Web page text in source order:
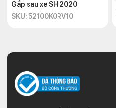
Gắp sau xe SH 2020
SKU: 52100K0RV10